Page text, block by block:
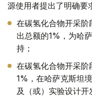
源使用者提出了明确要
在碳氢化合物开采
出总额的1%，为哈
持；
在碳氢化合物开采
1%，在哈萨克斯坦
及（或）实验设计开